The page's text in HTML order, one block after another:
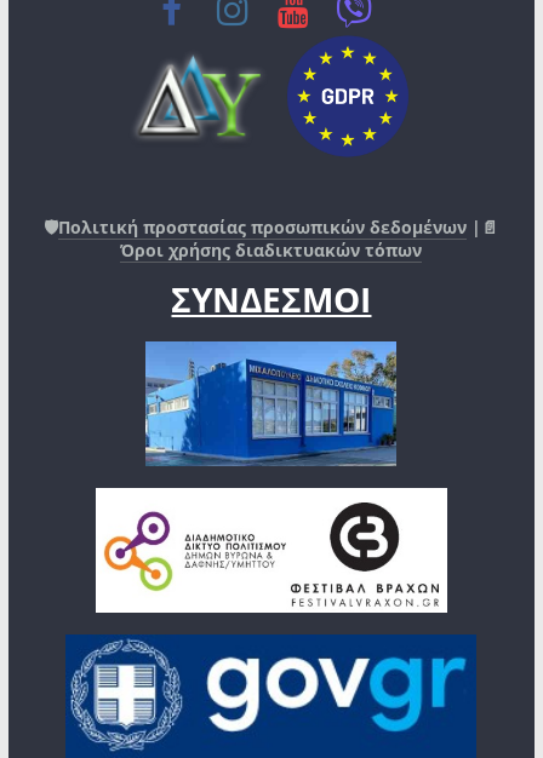
🛡️Πολιτική προστασίας προσωπικών δεδομένων |📄
Όροι χρήσης διαδικτυακών τόπων
ΣΥΝΔΕΣΜΟΙ